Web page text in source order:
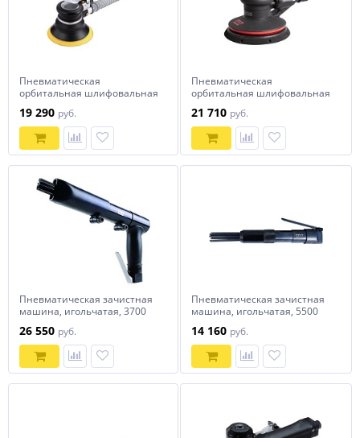
Пневматическая
орбитальная шлифовальная
мин MIGHTY SEVEN QB-53802
19 290 руб.
Пневматическая
орбитальная шлифовальная
мин MIGHTY SEVEN QB-51602
21 710 руб.
Пневматическая зачистная
машина, игольчатая, 3700
2110
26 550 руб.
Пневматическая зачистная
машина, игольчатая, 5500
1288
14 160 руб.